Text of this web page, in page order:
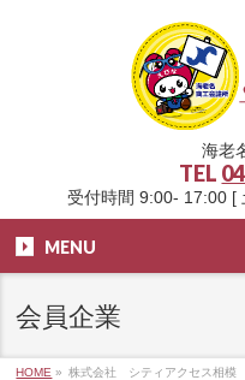
海老
TEL
受付時間 9:00- 17:00 [
MENU
会員企業
HOME » 株式会社 シティアクセス相模